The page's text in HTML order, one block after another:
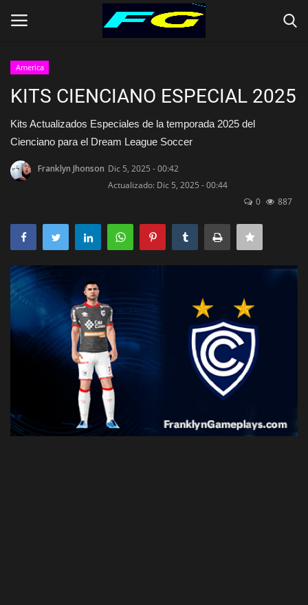
Contact
Inicio
SELECCIONES (KITS)
America
KITS CIENCIANO ESPECIAL 2025
Kits Actualizados Especiales de la temporada 2025 del
Cienciano para el Dream League Soccer
Franklyn Jhonson Dic 5, 2025 - 00:42
Actualizado: Dic 5, 2025 - 00:44
0
887